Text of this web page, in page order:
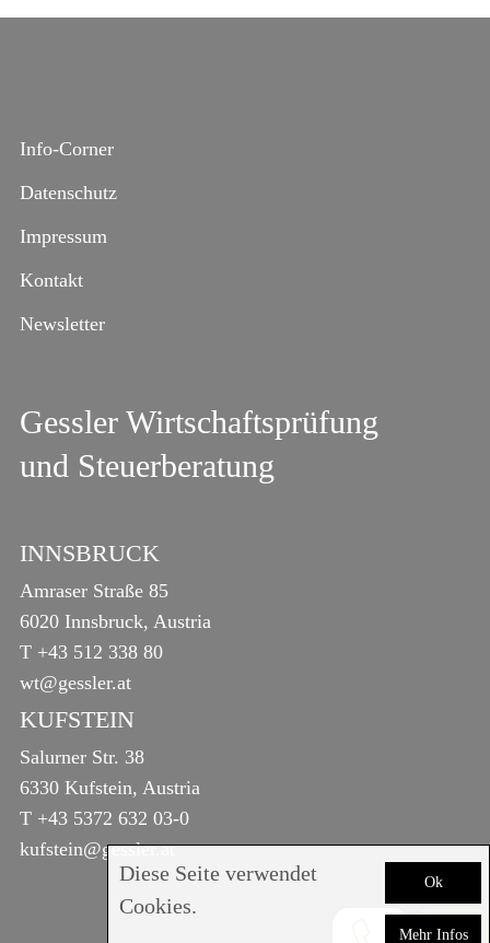
Ok
Mehr Infos
Diese Seite verwendet
Cookies.
Info-Corner
Datenschutz
Impressum
Kontakt
Newsletter
Gessler Wirtschaftsprüfung
und Steuerberatung
INNSBRUCK
Amraser Straße 85
6020 Innsbruck, Austria
T +43 512 338 80
wt@gessler.at
KUFSTEIN
Salurner Str. 38
6330 Kufstein, Austria
T +43 5372 632 03-0
kufstein@gessler.at